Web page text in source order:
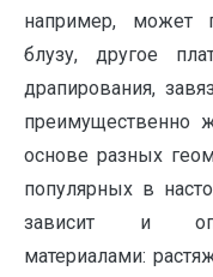
например, может
блузу, другое
драпирования,
преимущественно
основе разных
популярных в
зависит и
материалами: